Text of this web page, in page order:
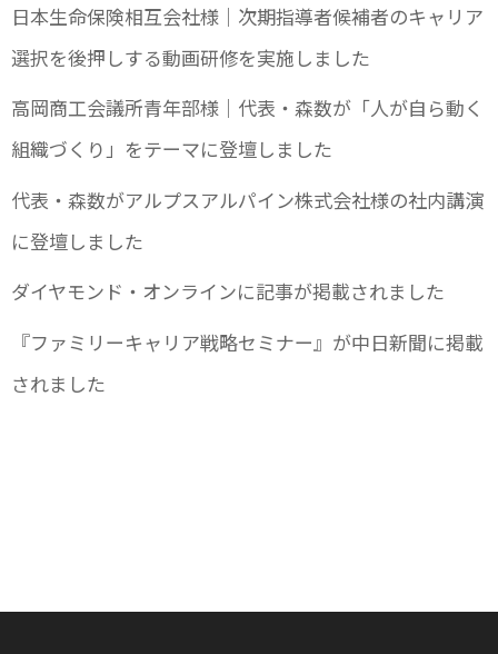
日本生命保険相互会社様｜次期指導者候補者のキャリア
選択を後押しする動画研修を実施しました
高岡商工会議所青年部様｜代表・森数が「人が自ら動く
組織づくり」をテーマに登壇しました
代表・森数がアルプスアルパイン株式会社様の社内講演
に登壇しました
ダイヤモンド・オンラインに記事が掲載されました
『ファミリーキャリア戦略セミナー』が中日新聞に掲載
されました